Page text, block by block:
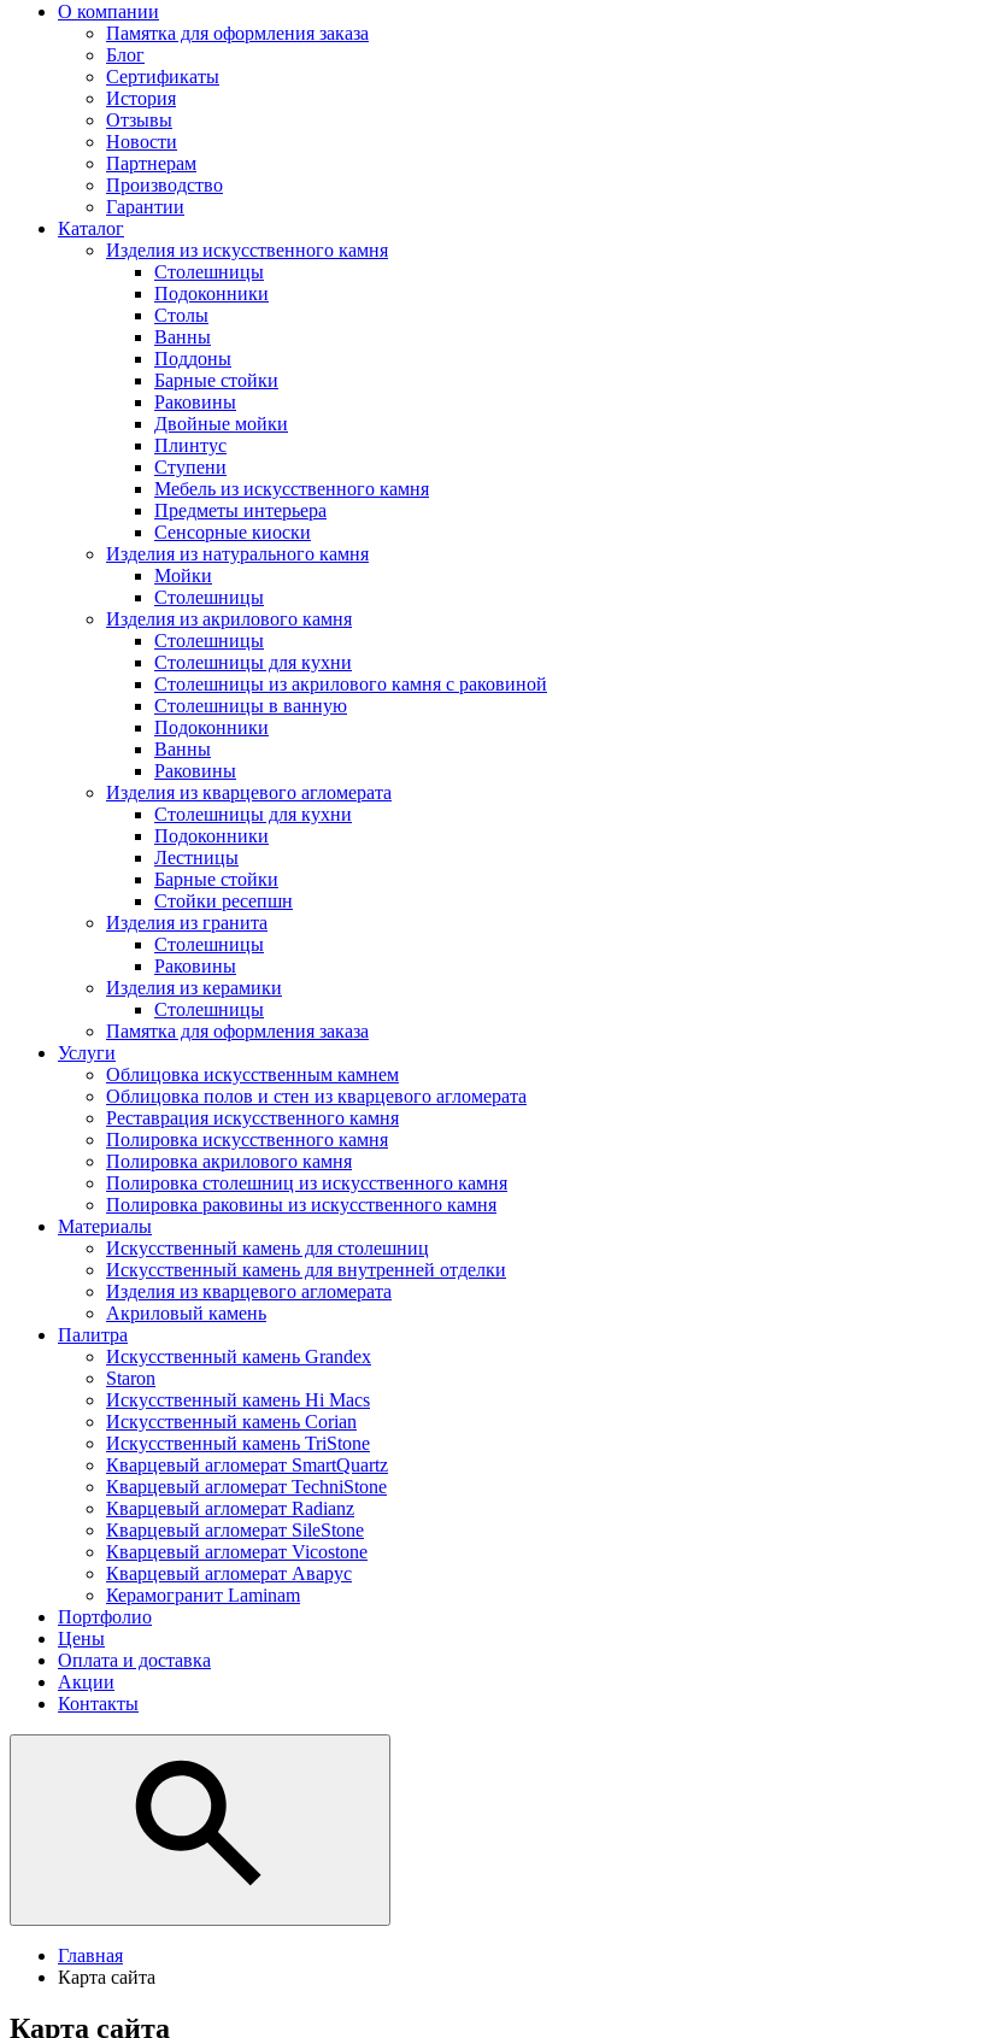
О компании
Памятка для оформления заказа
Блог
Сертификаты
История
Отзывы
Новости
Партнерам
Производство
Гарантии
Каталог
Изделия из искусственного камня
Столешницы
Подоконники
Столы
Ванны
Поддоны
Барные стойки
Раковины
Двойные мойки
Плинтус
Ступени
Мебель из искусственного камня
Предметы интерьера
Сенсорные киоски
Изделия из натурального камня
Мойки
Столешницы
Изделия из акрилового камня
Столешницы
Столешницы для кухни
Столешницы из акрилового камня с раковиной
Столешницы в ванную
Подоконники
Ванны
Раковины
Изделия из кварцевого агломерата
Столешницы для кухни
Подоконники
Лестницы
Барные стойки
Стойки ресепшн
Изделия из гранита
Столешницы
Раковины
Изделия из керамики
Столешницы
Памятка для оформления заказа
Услуги
Облицовка искусственным камнем
Облицовка полов и стен из кварцевого агломерата
Реставрация искусственного камня
Полировка искусственного камня
Полировка акрилового камня
Полировка столешниц из искусственного камня
Полировка раковины из искусственного камня
Материалы
Искусственный камень для столешниц
Искусственный камень для внутренней отделки
Изделия из кварцевого агломерата
Акриловый камень
Палитра
Искусственный камень Grandex
Staron
Искусственный камень Hi Macs
Искусственный камень Corian
Искусственный камень TriStone
Кварцевый агломерат SmartQuartz
Кварцевый агломерат TechniStone
Кварцевый агломерат Radianz
Кварцевый агломерат SileStone
Кварцевый агломерат Vicostone
Кварцевый агломерат Аварус
Керамогранит Laminam
Портфолио
Цены
Оплата и доставка
Акции
Контакты
Главная
Карта сайта
Карта сайта